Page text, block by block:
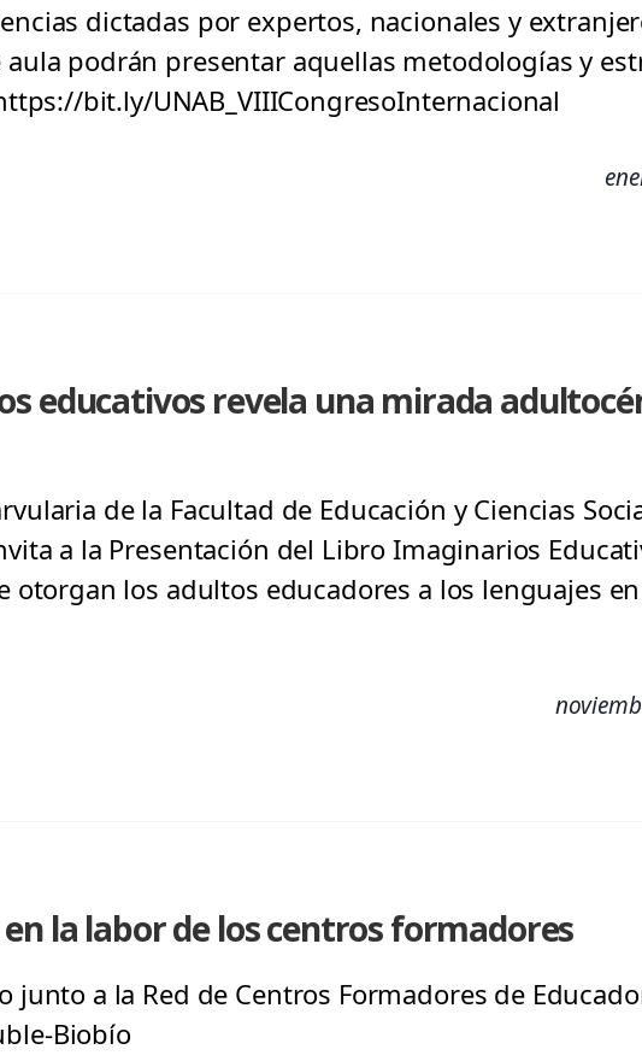
dictadas por expertos, nacionales y
podrán presentar aquellas metodologías y
bit.ly/UNAB_VIIICongresoInternacional
educativos revela una mirada
de la Facultad de Educación y Ciencias
a la Presentación del Libro Imaginarios
otorgan los adultos educadores a los lenguajes
la labor de los centros formadores
junto a la Red de Centros Formadores de
Biobío